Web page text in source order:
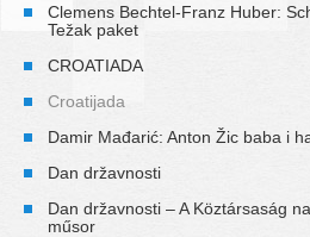
Clemens Bechtel-Franz Huber:
Težak paket
CROATIADA
Croatijada
Damir Mađarić: Anton Žic baba i
Dan državnosti
Dan državnosti – A Köztársaság
műsor